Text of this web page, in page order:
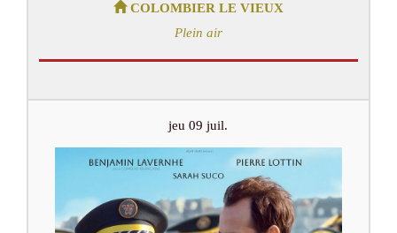
COLOMBIER LE VIEUX
Plein air
jeu 09 juil.